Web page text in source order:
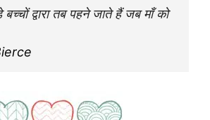
द्वारा तब पहने जाते हैं जब माँ को